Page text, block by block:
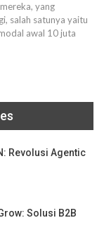
yang
salah satunya yaitu
awal 10 juta
Revolusi Agentic
Solusi B2B